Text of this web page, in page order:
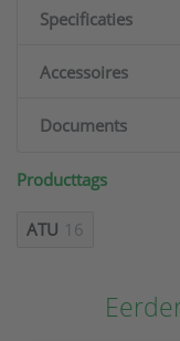
Specificaties
Accessoires
Documents
Producttags
ATU 16